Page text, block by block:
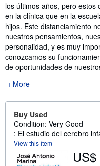
los últimos años, pero estos
en la clínica que en la
hijos. Este distanciamiento
nuestros pensamientos,
personalidad, y es muy
conozcamos su
de oportunidades de
More
Buy Used
Condition: Very Good
: El estudio del cerebro
View this item